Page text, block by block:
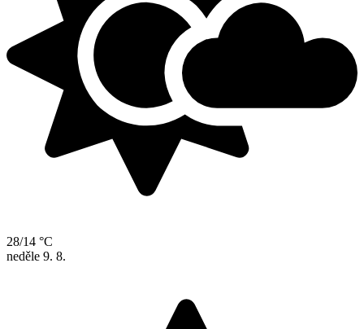
28/14 °C
neděle 9. 8.